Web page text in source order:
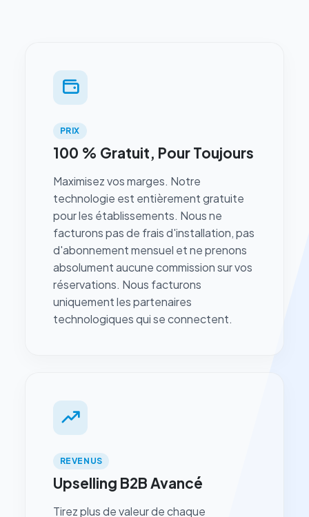
PRIX
100 % Gratuit, Pour Toujours
Maximisez vos marges. Notre
technologie est entièrement gratuite
pour les établissements. Nous ne
facturons pas de frais d'installation, pas
d'abonnement mensuel et ne prenons
absolument aucune commission sur vos
réservations. Nous facturons
uniquement les partenaires
technologiques qui se connectent.
REVENUS
Upselling B2B Avancé
Tirez plus de valeur de chaque